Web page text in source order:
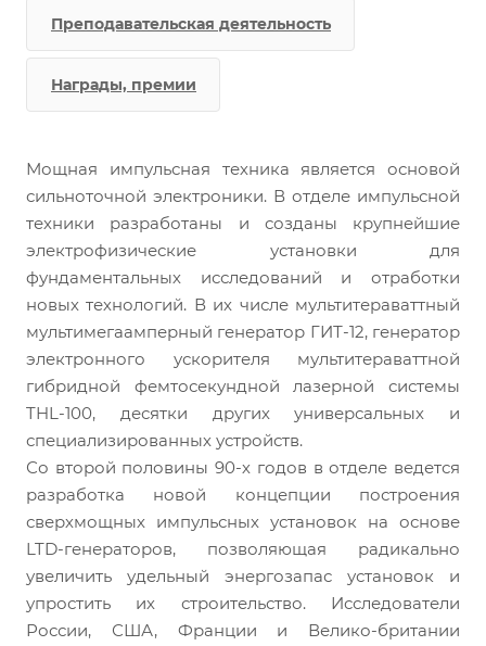
Преподавательская деятельность
Награды, премии
Мощная импульсная техника является основой
сильноточной электроники. В отделе импульсной
техники разработаны и созданы крупнейшие
электрофизические установки для
фундаментальных исследований и отработки
новых технологий. В их числе мультитераваттный
мультимегаамперный генератор ГИТ-12, генератор
электронного ускорителя мультитераваттной
гибридной фемтосекундной лазерной системы
THL-100, десятки других универсальных и
специализированных устройств.
Со второй половины 90-х годов в отделе ведется
разработка новой концепции построения
сверхмощных импульсных установок на основе
LTD-генераторов, позволяющая радикально
увеличить удельный энергозапас установок и
упростить их строительство. Исследователи
России, США, Франции и Велико-британии